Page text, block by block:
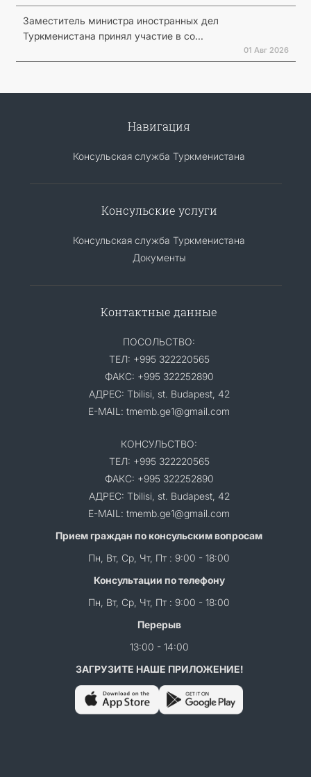
Заместитель министра иностранных дел
Туркменистана принял участие в со...
01 Авг 2026
Навигация
Консульская служба Туркменистана
Консульские услуги
Консульская служба Туркменистана
Документы
Контактные данные
ПОСОЛЬСТВО:
ТЕЛ: +995 322220565
ФАКС: +995 322252890
АДРЕС: Tbilisi, st. Budapest, 42
E-MAIL: tmemb.ge1@gmail.com
КОНСУЛЬСТВО:
ТЕЛ: +995 322220565
ФАКС: +995 322252890
АДРЕС: Tbilisi, st. Budapest, 42
E-MAIL: tmemb.ge1@gmail.com
Прием граждан по консульским вопросам
Пн, Вт, Ср, Чт, Пт : 9:00 - 18:00
Консультации по телефону
Пн, Вт, Ср, Чт, Пт : 9:00 - 18:00
Перерыв
13:00 - 14:00
ЗАГРУЗИТЕ НАШЕ ПРИЛОЖЕНИЕ!